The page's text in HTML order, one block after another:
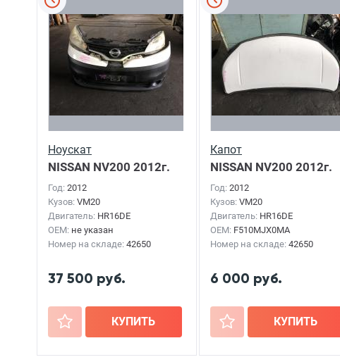
Ноускат
NISSAN NV200 2012г.
Год: 2012
Кузов: VM20
Двигатель: HR16DE
OEM: не указан
Номер на складе: 42650
37 500 руб.
+ КУПИТЬ
Капот
NISSAN NV200 2012г.
Год: 2012
Кузов: VM20
Двигатель: HR16DE
OEM: F510MJX0MA
Номер на складе: 42650
6 000 руб.
+ КУПИТЬ